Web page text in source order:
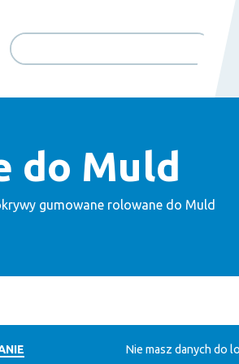
Search
do Muld
gumowane rolowane do Muld
Nie masz danych do